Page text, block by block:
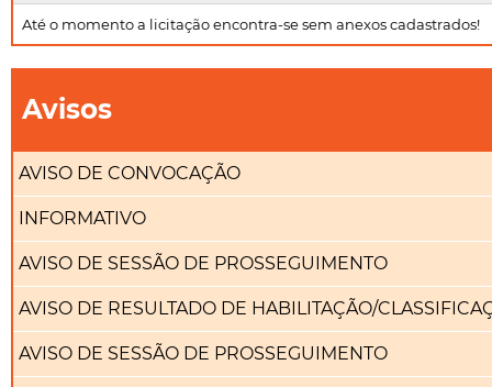
Até o momento a licitação encontra-se sem anexos cadastrados!
Avisos
AVISO DE CONVOCAÇÃO
INFORMATIVO
AVISO DE SESSÃO DE PROSSEGUIMENTO
AVISO DE RESULTADO DE HABILITAÇÃO/
AVISO DE SESSÃO DE PROSSEGUIMENTO